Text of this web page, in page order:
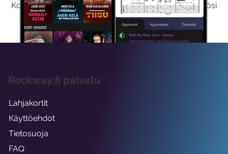
Kokeilemalla ilmaiseksi saat koko sisältömme käyttöösi
viikon ajaksi.
Rockway.fi palvelu
Lahjakortit
Käyttöehdot
Tietosuoja
FAQ